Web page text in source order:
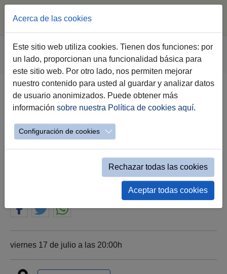
Saltar al contenido principal
Estás aquí:
Jerez.es Webs Municipales
Cultura
Detalle Evento Destacado
Conferencia "Juan Manuel Durán
González, Marino Ilustre e Hijo
Predilecto de Jerez
Centenario del fallecimiento de Juan Manuel
viernes 17 de julio a las 20:00h
Acerca de las cookies
Este sitio web utiliza cookies. Tienen dos funciones: por
un lado, proporcionan una funcionalidad básica para
este sitio web. Por otro lado, nos permiten mejorar
nuestro contenido para usted al guardar y analizar datos
de usuario anonimizados. Puede obtener más
información sobre nuestra Política de cookies aquí.
Configuración de cookies
Rechazar todas las cookies
Aceptar todas cookies